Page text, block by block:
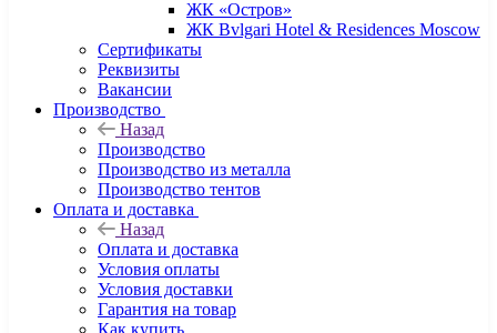
ЖК «Остров»
ЖК Bvlgari Hotel & Residences Moscow
Сертификаты
Реквизиты
Вакансии
Производство
Назад
Производство
Производство из металла
Производство тентов
Оплата и доставка
Назад
Оплата и доставка
Условия оплаты
Условия доставки
Гарантия на товар
Как купить